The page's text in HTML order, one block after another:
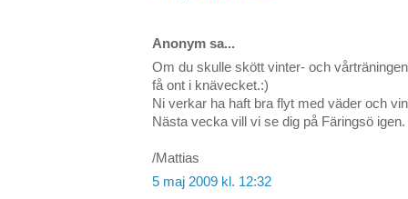
Anonym sa...
Om du skulle skött vinter- och
få ont i knävecket.:)
Ni verkar ha haft bra flyt med väder och
Nästa vecka vill vi se dig på Färingsö igen.
/Mattias
5 maj 2009 kl. 12:32